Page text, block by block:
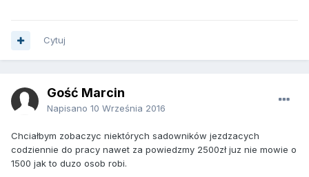
Cytuj
Gość Marcin
Napisano 10 Września 2016
Chciałbym zobaczyc niektórych sadowników jezdzacych
codziennie do pracy nawet za powiedzmy 2500zł juz nie mowie o
1500 jak to duzo osob robi.